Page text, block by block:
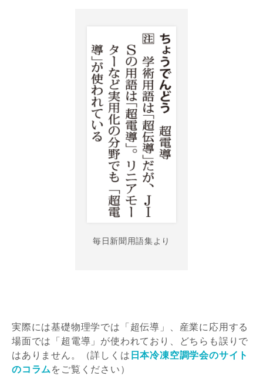
毎日新聞用語集より
実際には基礎物理学では「超伝導」、産業に応用する
場面では「超電導」が使われており、どちらも誤りで
はありません。（詳しくは日本冷凍空調学会のサイト
のコラムをご覧ください）